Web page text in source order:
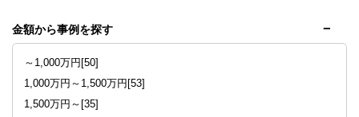
金額から事例を探す
～1,000万円[50]
1,000万円～1,500万円[53]
1,500万円～[35]